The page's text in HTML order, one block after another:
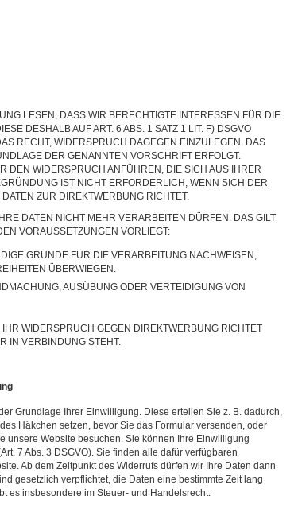
LESEN, DASS WIR BERECHTIGTE INTERESSEN FÜR DIE
DESHALB AUF ART. 6 ABS. 1 SATZ 1 LIT. F) DSGVO
RECHT, WIDERSPRUCH DAGEGEN EINZULEGEN. DAS
DER GENANNTEN VORSCHRIFT ERFOLGT.
DEN WIDERSPRUCH ANFÜHREN, DIE SICH AUS IHRER
IST NICHT ERFORDERLICH, WENN SICH DER
ZUR DIREKTWERBUNG RICHTET.
DATEN NICHT MEHR VERARBEITEN DÜRFEN. DAS GILT
VORAUSSETZUNGEN VORLIEGT:
GRÜNDE FÜR DIE VERARBEITUNG NACHWEISEN,
ÜBERWIEGEN.
AUSÜBUNG ODER VERTEIDIGUNG VON
WIDERSPRUCH GEGEN DIREKTWERBUNG RICHTET
IN VERBINDUNG STEHT.
Grundlage Ihrer Einwilligung. Diese erteilen Sie z. B. dadurch,
Häkchen setzen, bevor Sie das Formular versenden, oder
unsere Website besuchen. Sie können Ihre Einwilligung
7 Abs. 3 DSGVO). Sie finden alle dafür verfügbaren
Ab dem Zeitpunkt des Widerrufs dürfen wir Ihre Daten dann
gesetzlich verpflichtet, die Daten eine bestimmte Zeit lang
es insbesondere im Steuer- und Handelsrecht.